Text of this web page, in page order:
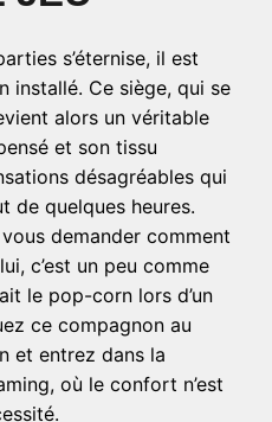
s’éternise, il est
installé. Ce siège, qui se
alors un véritable
et son tissu
désagréables qui
de quelques heures.
demander comment
c’est un peu comme
le pop-corn lors d’un
ce compagnon au
et entrez dans la
où le confort n’est